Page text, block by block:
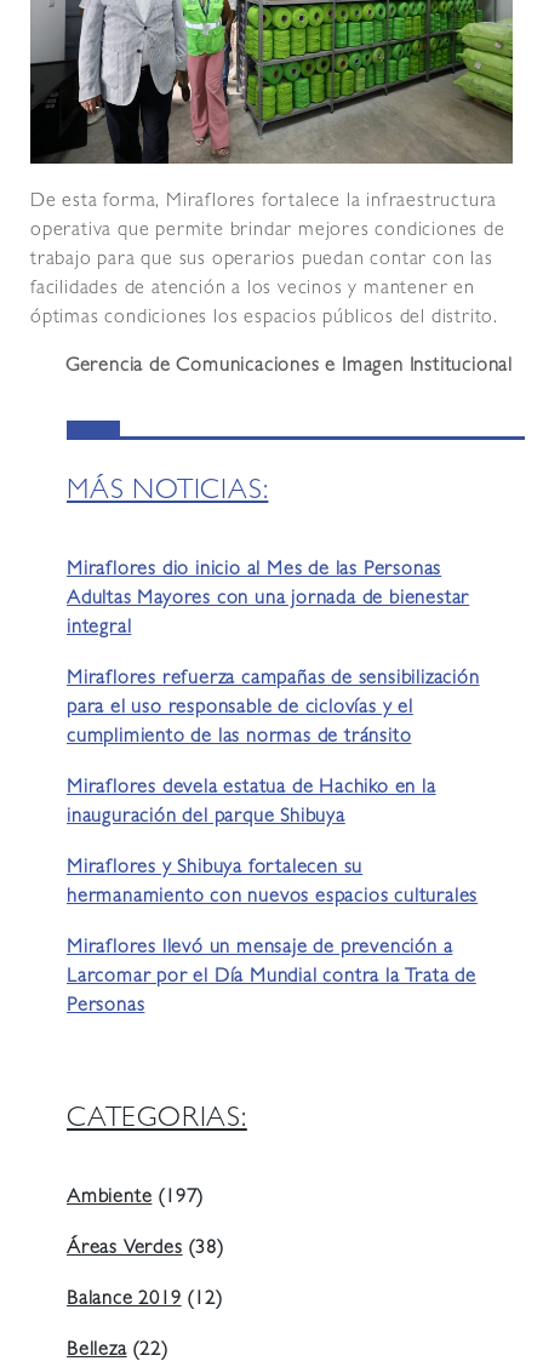
De esta forma, Miraflores fortalece la infraestructura
operativa que permite brindar mejores condiciones de
trabajo para que sus operarios puedan contar con las
facilidades de atención a los vecinos y mantener en
óptimas condiciones los espacios públicos del distrito.
Gerencia de Comunicaciones e Imagen Institucional
MÁS NOTICIAS:
Miraflores dio inicio al Mes de las Personas
Adultas Mayores con una jornada de bienestar
integral
Miraflores refuerza campañas de sensibilización
para el uso responsable de ciclovías y el
cumplimiento de las normas de tránsito
Miraflores devela estatua de Hachiko en la
inauguración del parque Shibuya
Miraflores y Shibuya fortalecen su
hermanamiento con nuevos espacios culturales
Miraflores llevó un mensaje de prevención a
Larcomar por el Día Mundial contra la Trata de
Personas
CATEGORIAS:
Ambiente (197)
Áreas Verdes (38)
Balance 2019 (12)
Belleza(22)